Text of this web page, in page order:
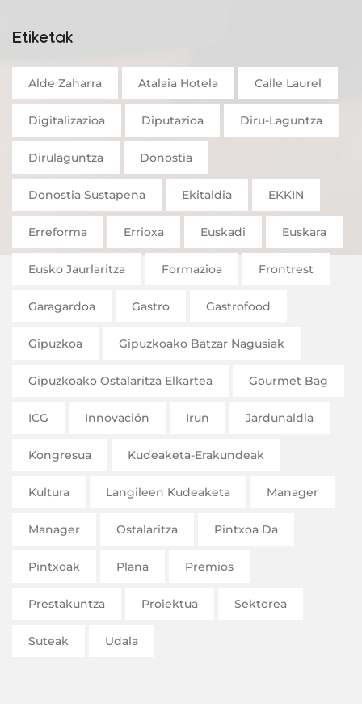
Etiketak
Alde Zaharra Atalaia Hotela Calle Laurel
Digitalizazioa Diputazioa Diru-Laguntza
Dirulaguntza Donostia
Donostia Sustapena Ekitaldia EKKIN
Erreforma Errioxa Euskadi Euskara
Eusko Jaurlaritza Formazioa Frontrest
Garagardoa Gastro Gastrofood
Gipuzkoa Gipuzkoako Batzar Nagusiak
Gipuzkoako Ostalaritza Elkartea Gourmet Bag
ICG Innovación Irun Jardunaldia
Kongresua Kudeaketa-Erakundeak
Kultura Langileen Kudeaketa Manager
Manager Ostalaritza Pintxoa Da
Pintxoak Plana Premios
Prestakuntza Proiektua Sektorea
Suteak Udala